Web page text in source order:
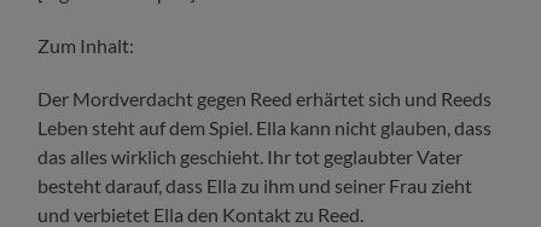
Zum Inhalt:
Der Mordverdacht gegen Reed erhärtet sich und Reeds
Leben steht auf dem Spiel. Ella kann nicht glauben, dass
das alles wirklich geschieht. Ihr tot geglaubter Vater
besteht darauf, dass Ella zu ihm und seiner Frau zieht
und verbietet Ella den Kontakt zu Reed.